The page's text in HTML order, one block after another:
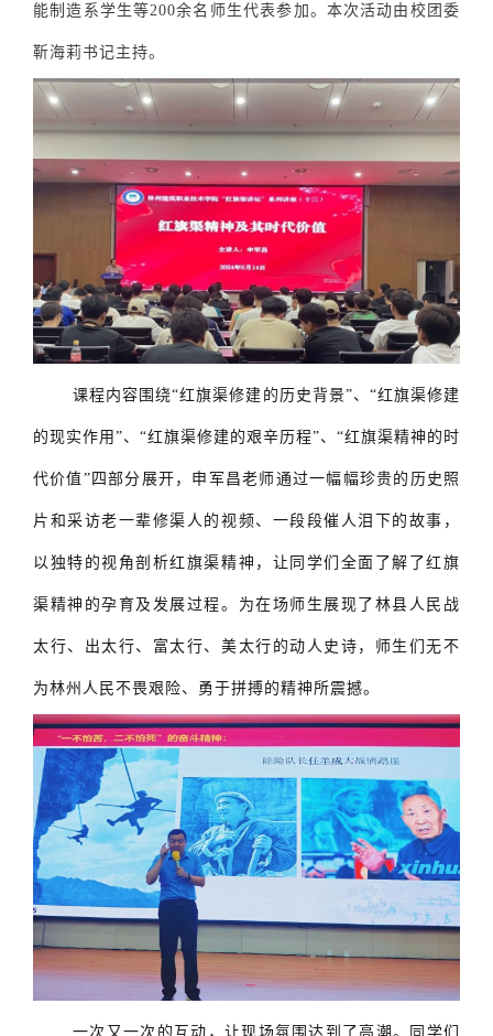
能制造系学生等200余名师生代表参加。本次活动由校团委
靳海莉书记主持。
课程内容围绕“红旗渠修建的历史背景”、“红旗渠修建
的现实作用”、“红旗渠修建的艰辛历程”、“红旗渠精神的时
代价值”四部分展开，申军昌老师通过一幅幅珍贵的历史照
片和采访老一辈修渠人的视频、一段段催人泪下的故事，
以独特的视角剖析红旗渠精神，让同学们全面了解了红旗
渠精神的孕育及发展过程。为在场师生展现了林县人民战
太行、出太行、富太行、美太行的动人史诗，师生们无不
为林州人民不畏艰险、勇于拼搏的精神所震撼。
一次又一次的互动，让现场氛围达到了高潮。同学们